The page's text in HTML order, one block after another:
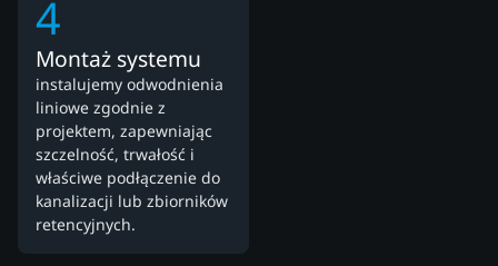
4
Montaż systemu
instalujemy odwodnienia
liniowe zgodnie z
projektem, zapewniając
szczelność, trwałość i
właściwe podłączenie do
kanalizacji lub zbiorników
retencyjnych.